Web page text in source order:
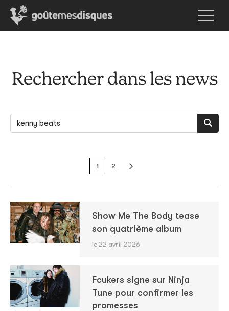
Rechercher dans les news
1 2
Show Me The Body tease
son quatrième album
le 22 avril 2026
Fcukers signe sur Ninja
Tune pour confirmer les
promesses